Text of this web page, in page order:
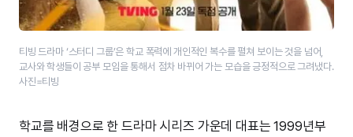
티빙 드라마 ‘스터디 그룹’은 학교 폭력에 개인적인 복수를 펼쳐 보이는 것을 넘어,
교사와 학생들이 공부 모임을 통해서 점차 바뀌어 가는 모습을 긍정적으로 그려냈다.
사진=티빙
학교를 배경으로 한 드라마 시리즈 가운데 대표는 1999년부